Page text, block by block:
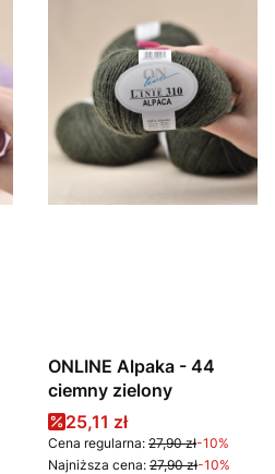
ONLINE Alpaka - 44
ciemny zielony
Cena promocyjna
25,11 zł
Cena regularna: 27,90 zł-10%
Najniższa cena: 27,90 zł-10%